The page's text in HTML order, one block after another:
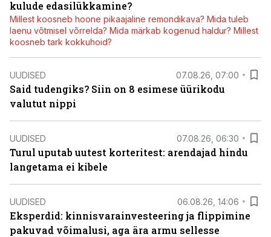
kulude edasilükkamine?
Millest koosneb hoone pikaajaline remondikava? Mida tuleb
laenu võtmisel võrrelda? Mida märkab kogenud haldur? Millest
koosneb tark kokkuhoid?
UUDISED 07.08.26, 07:00
Said tudengiks? Siin on 8 esimese üürikodu
valutut nippi
UUDISED 07.08.26, 06:30
Turul uputab uutest korteritest: arendajad hindu
langetama ei kibele
UUDISED 06.08.26, 14:06
Eksperdid: kinnisvarainvesteering ja flippimine
pakuvad võimalusi, aga ära armu sellesse